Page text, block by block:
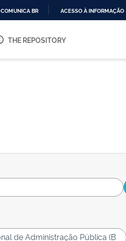
O
COMUNICA BR ACESSO À INFORMAÇÃO
THE REPOSITORY